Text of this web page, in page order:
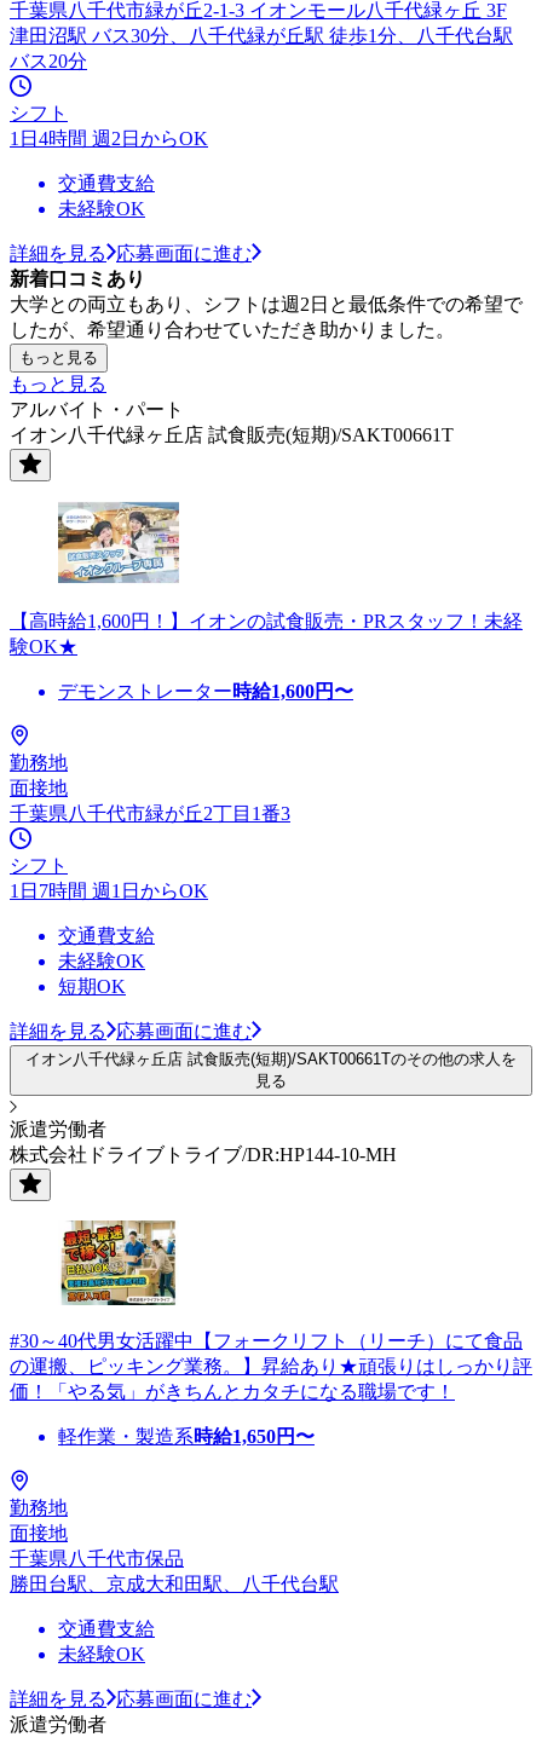
千葉県八千代市緑が丘2-1-3 イオンモール八千代緑ヶ丘 3F
津田沼駅 バス30分、八千代緑が丘駅 徒歩1分、八千代台駅
バス20分
シフト
1日4時間 週2日からOK
交通費支給
未経験OK
詳細を見る
応募画面に進む
新着口コミあり
大学との両立もあり、シフトは週2日と最低条件での希望で
したが、希望通り合わせていただき助かりました。
もっと見る
もっと見る
アルバイト・パート
イオン八千代緑ヶ丘店 試食販売(短期)/SAKT00661T
【高時給1,600円！】イオンの試食販売・PRスタッフ！未経
験OK★
デモンストレーター時給1,600円〜
勤務地
面接地
千葉県八千代市緑が丘2丁目1番3
シフト
1日7時間 週1日からOK
交通費支給
未経験OK
短期OK
詳細を見る 応募画面に進む
イオン八千代緑ヶ丘店 試食販売(短期)/SAKT00661Tのその他の求人を
見る
派遣労働者
株式会社ドライブトライブ/DR:HP144-10-MH
#30～40代男女活躍中【フォークリフト（リーチ）にて食品
の運搬、ピッキング業務。】昇給あり★頑張りはしっかり評
価！「やる気」がきちんとカタチになる職場です！
軽作業・製造系時給1,650円〜
勤務地
面接地
千葉県八千代市保品
勝田台駅、京成大和田駅、八千代台駅
交通費支給
未経験OK
詳細を見る
応募画面に進む
派遣労働者